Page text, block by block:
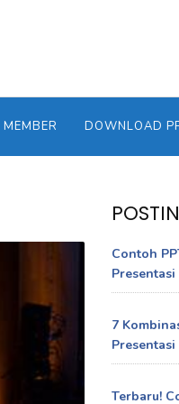
DOWNLOAD
Contoh
Presentasi
7
Presentasi
Terbaru!